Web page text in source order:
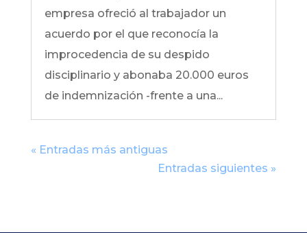
empresa ofreció al trabajador un
acuerdo por el que reconocía la
improcedencia de su despido
disciplinario y abonaba 20.000 euros
de indemnización -frente a una...
« Entradas más antiguas
Entradas siguientes »